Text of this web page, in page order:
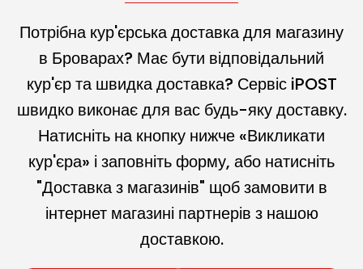
Потрібна кур'єрська доставка для магазину
в Броварах? Має бути відповідальний
кур'єр та швидка доставка? Сервіс iPOST
швидко виконає для вас будь-яку доставку.
Натисніть на кнопку нижче «Викликати
кур'єра» і заповніть форму, або натисніть
"Доставка з магазинів" щоб замовити в
інтернет магазині партнерів з нашою
доставкою.